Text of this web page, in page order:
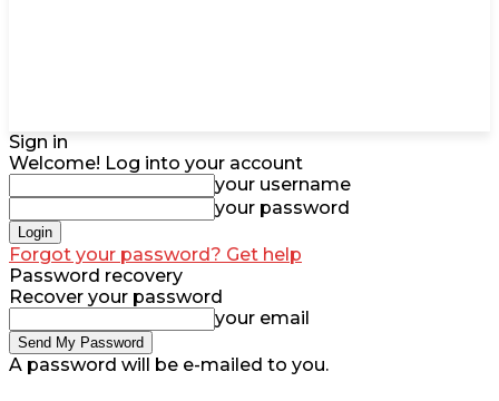
Sign in
Welcome! Log into your account
your username
your password
Forgot your password? Get help
Password recovery
Recover your password
your email
A password will be e-mailed to you.